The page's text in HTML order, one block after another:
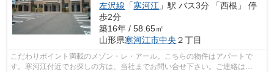
左沢線 「寒河江 」駅 バス3分 「西根」 停
歩2分
築16年 / 58.65㎡
山形県寒河江市中央 ２丁目
こだわりポイント満載のメゾン・レ・アール。こちらの物件はアパートで
す。寒河江付近でお探しの方は、当社までお問い合せ下さい。ご連絡は